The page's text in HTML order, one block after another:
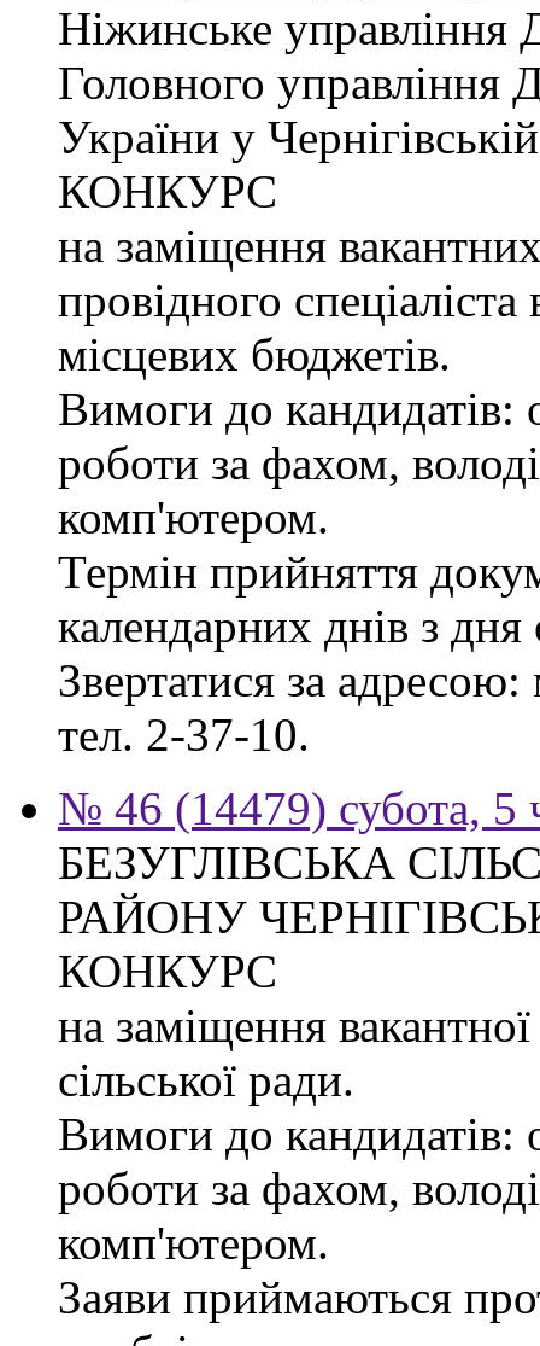
Ніжинське управління
Головного управління
України у
КОНКУРС
на заміщення
провідного
місцевих бюджетів.
Вимоги до кандидатів:
роботи за фахом,
комп'ютером.
Термін прийняття
календарних днів з
Звертатися за
тел. 2-37-10.
№ 46 (14479) субота, 5
БЕЗУГЛІВСЬКА
РАЙОНУ
КОНКУРС
на заміщення
сільської ради.
Вимоги до кандидатів:
роботи за фахом,
комп'ютером.
Заяви приймаються